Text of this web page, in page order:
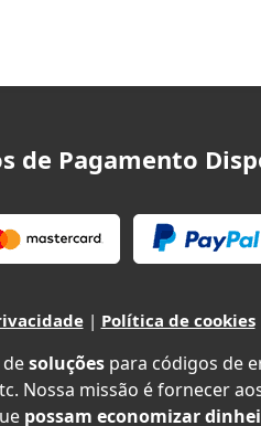
de Pagamento
| Política de cookies
soluções para códigos de
Nossa missão é fornecer
possam economizar